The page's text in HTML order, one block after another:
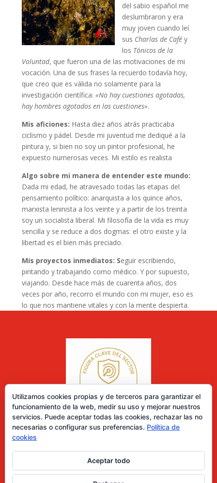
del sabio español me
deslumbraron y era
muy joven cuando leí
sus Charlas de Caféy
los Tónicos de la
Voluntad, que fueron una de las motivaciones de mi
vocación. Una de sus frases la recuerdo todavía hoy,
que creo que es válida no solamente para la
investigación científica: «No hay cuestiones agotadas,
hay hombres agotados en las cuestiones».
Mis aficiones: Hasta diez años atrás practicaba
ciclismo y pádel. Desde mi juventud me dediqué a la
pintura y, si bien no soy un pintor profesional, he
expuesto numerosas veces. Mi estilo es realista
Algo sobre mi manera de entender este mundo:
Dada mi edad, he atravesado todas las etapas del
pensamiento político: anarquista a los quince años,
marxista leninista a los veinte y a partir de los treinta
soy un socialista liberal. Mi filosofía de la vida es muy
sencilla y se reduce a dos dogmas: el otro existe y la
libertad es el bien más preciado.
Mis proyectos inmediatos: Seguir escribiendo,
pintando y trabajando como médico. Y por supuesto,
viajando. Desde hace más de cuarenta años, dos
veces por año, recorro el mundo con mi mujer, eso es
lo que nos mantiene vitales y con la mente despierta.
0 elementos
Utilizamos cookies propias y de terceros para garantizar el
funcionamiento de la web, medir su uso y mejorar nuestros
servicios. Puede aceptar todas las cookies, rechazar las no
necesarias o configurar sus preferencias. Política de
cookies
Aceptar todo